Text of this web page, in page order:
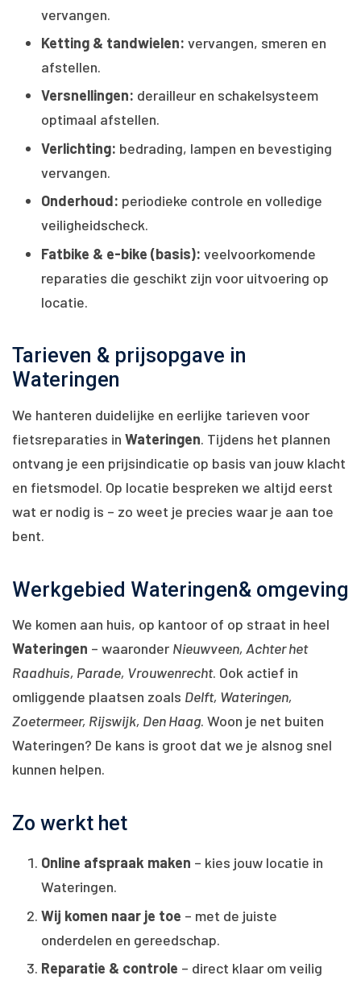
vervangen.
Ketting & tandwielen: vervangen, smeren en
afstellen.
Versnellingen: derailleur en schakelsysteem
optimaal afstellen.
Verlichting: bedrading, lampen en bevestiging
vervangen.
Onderhoud: periodieke controle en volledige
veiligheidscheck.
Fatbike & e-bike (basis): veelvoorkomende
reparaties die geschikt zijn voor uitvoering op
locatie.
Tarieven & prijsopgave in
Wateringen
We hanteren duidelijke en eerlijke tarieven voor
fietsreparaties in Wateringen. Tijdens het plannen
ontvang je een prijsindicatie op basis van jouw klacht
en fietsmodel. Op locatie bespreken we altijd eerst
wat er nodig is – zo weet je precies waar je aan toe
bent.
Werkgebied Wateringen& omgeving
We komen aan huis, op kantoor of op straat in heel
Wateringen – waaronder Nieuwveen, Achter het
Raadhuis, Parade, Vrouwenrecht. Ook actief in
omliggende plaatsen zoals Delft, Wateringen,
Zoetermeer, Rijswijk, Den Haag. Woon je net buiten
Wateringen? De kans is groot dat we je alsnog snel
kunnen helpen.
Zo werkt het
Online afspraak maken – kies jouw locatie in
Wateringen.
Wij komen naar je toe – met de juiste
onderdelen en gereedschap.
Reparatie & controle – direct klaar om veilig